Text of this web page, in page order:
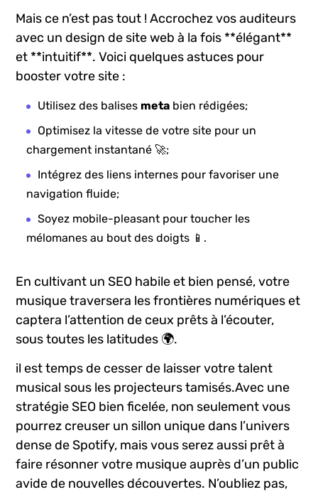
Mais ⁢ce​ n’est pas ⁤tout ! Accrochez ⁣vos⁣ auditeurs⁢
avec ‌un design ⁢de site ‌web à la fois **élégant**
et **intuitif**. Voici quelques astuces pour
booster votre site :
Utilisez des balises meta bien rédigées;
Optimisez la vitesse de votre site pour un‌
chargement instantané⁣ 🚀;
Intégrez des‌ liens internes pour favoriser une
navigation fluide;
Soyez mobile-pleasant pour toucher les
mélomanes⁤ au bout des doigts 📱.
En cultivant un SEO habile et bien pensé, votre
musique traversera les frontières numériques et
captera l’attention ‌de ceux prêts à l’écouter,
sous toutes ‍les latitudes 🌍.
il‌ est temps de cesser ⁤de laisser votre ⁢talent
musical sous les projecteurs tamisés.Avec une
stratégie⁤ SEO bien⁢ ficelée, non⁤ seulement vous
pourrez creuser un sillon unique dans l’univers
dense de Spotify, mais vous serez aussi prêt à
faire⁢ résonner votre musique ⁤auprès d’un public
avide de nouvelles découvertes. N’oubliez ⁣pas,